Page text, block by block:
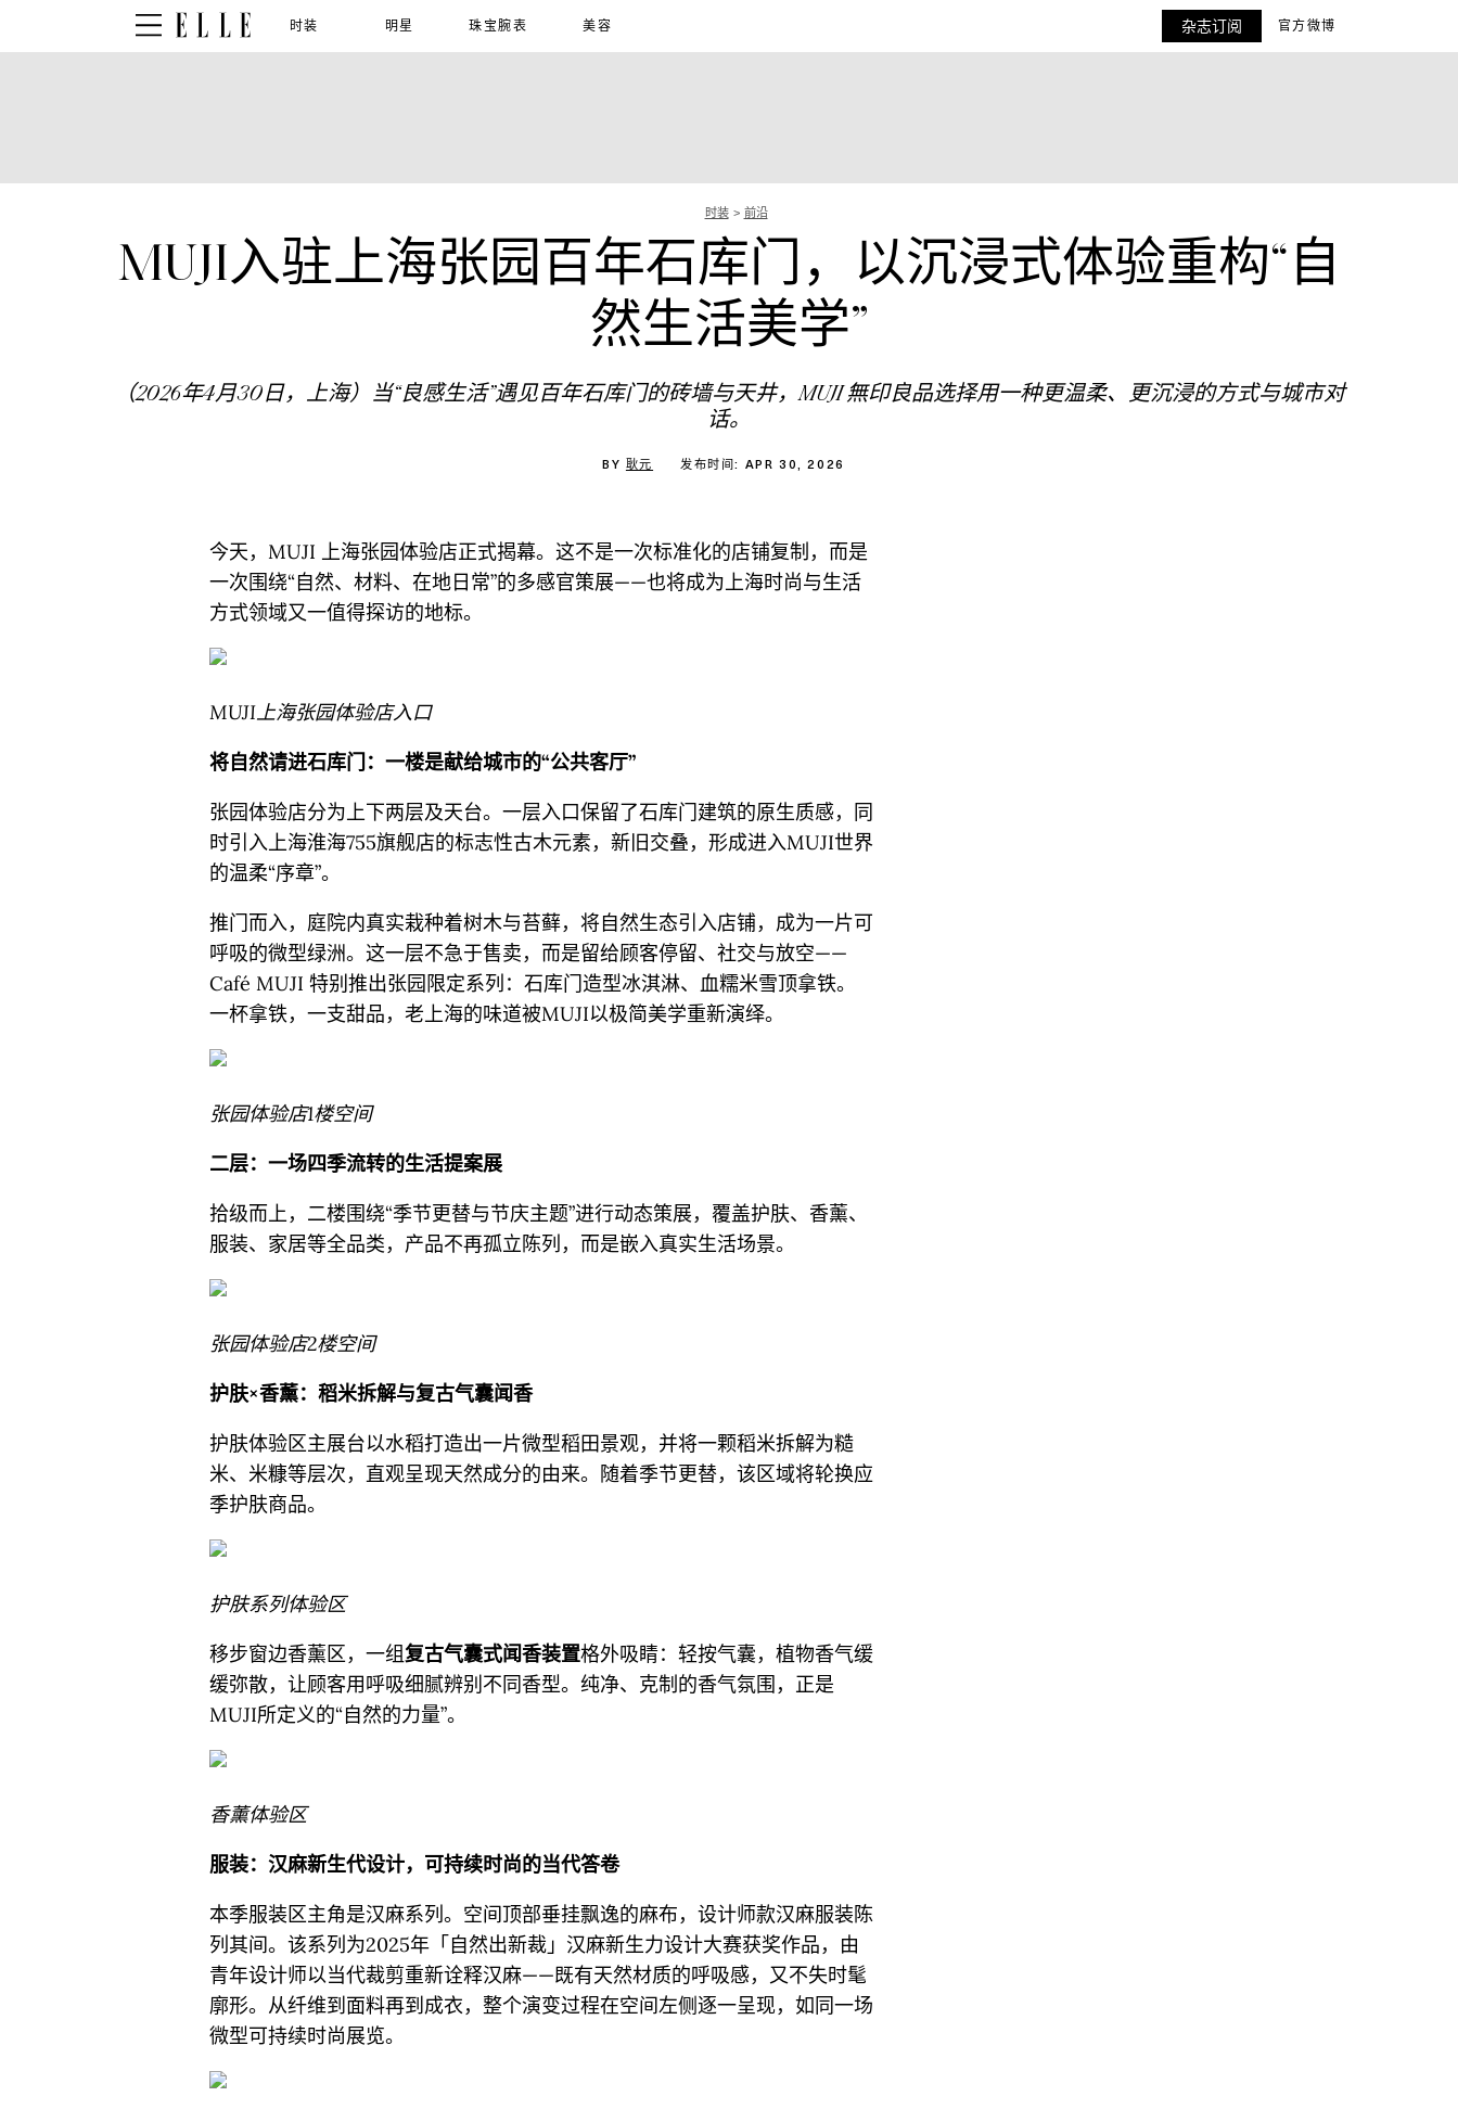
时装 明星 珠宝腕表 美容 杂志订阅 官方微博
时装 前沿
MUJI入驻上海张园百年石库门，以沉浸式体验重构“自
然生活美学”
（2026年4月30日，上海）当“良感生活”遇见百年石库门的砖墙与天井，MUJI 無印良品选择用一种更温柔、更沉浸的方式与城市对
话。
BY 耿元 发布时间: APR 30, 2026
今天，MUJI 上海张园体验店正式揭幕。这不是一次标准化的店铺复制，而是
一次围绕“自然、材料、在地日常”的多感官策展——也将成为上海时尚与生活
方式领域又一值得探访的地标。
MUJI上海张园体验店入口
将自然请进石库门：一楼是献给城市的“公共客厅”
张园体验店分为上下两层及天台。一层入口保留了石库门建筑的原生质感，同
时引入上海淮海755旗舰店的标志性古木元素，新旧交叠，形成进入MUJI世界
的温柔“序章”。
推门而入，庭院内真实栽种着树木与苔藓，将自然生态引入店铺，成为一片可
呼吸的微型绿洲。这一层不急于售卖，而是留给顾客停留、社交与放空——
Café MUJI 特别推出张园限定系列：石库门造型冰淇淋、血糯米雪顶拿铁。
一杯拿铁，一支甜品，老上海的味道被MUJI以极简美学重新演绎。
张园体验店1楼空间
二层：一场四季流转的生活提案展
拾级而上，二楼围绕“季节更替与节庆主题”进行动态策展，覆盖护肤、香薰、
服装、家居等全品类，产品不再孤立陈列，而是嵌入真实生活场景。
张园体验店2楼空间
护肤×香薰：稻米拆解与复古气囊闻香
护肤体验区主展台以水稻打造出一片微型稻田景观，并将一颗稻米拆解为糙
米、米糠等层次，直观呈现天然成分的由来。随着季节更替，该区域将轮换应
季护肤商品。
护肤系列体验区
移步窗边香薰区，一组复古气囊式闻香装置格外吸睛：轻按气囊，植物香气缓
缓弥散，让顾客用呼吸细腻辨别不同香型。纯净、克制的香气氛围，正是
MUJI所定义的“自然的力量”。
香薰体验区
服装：汉麻新生代设计，可持续时尚的当代答卷
本季服装区主角是汉麻系列。空间顶部垂挂飘逸的麻布，设计师款汉麻服装陈
列其间。该系列为2025年「自然出新裁」汉麻新生力设计大赛获奖作品，由
青年设计师以当代裁剪重新诠释汉麻——既有天然材质的呼吸感，又不失时髦
廓形。从纤维到面料再到成衣，整个演变过程在空间左侧逐一呈现，如同一场
微型可持续时尚展览。